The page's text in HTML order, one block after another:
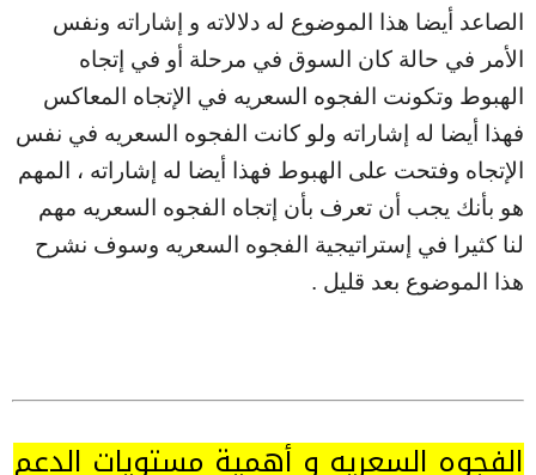
الصاعد أيضا هذا الموضوع له دلالاته و إشاراته ونفس
الأمر في حالة كان السوق في مرحلة أو في إتجاه
الهبوط وتكونت الفجوه السعريه في الإتجاه المعاكس
فهذا أيضا له إشاراته ولو كانت الفجوه السعريه في نفس
الإتجاه وفتحت على الهبوط فهذا أيضا له إشاراته ، المهم
هو بأنك يجب أن تعرف بأن إتجاه الفجوه السعريه مهم
لنا كثيرا في إستراتيجية الفجوه السعريه وسوف نشرح
هذا الموضوع بعد قليل .
الفجوه السعريه و أهمية مستويات الدعم